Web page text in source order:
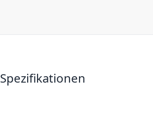
Spezifikationen